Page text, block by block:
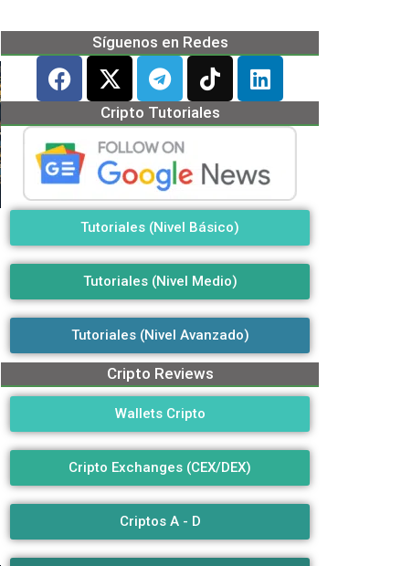
Síguenos en Redes
Cripto Tutoriales
Tutoriales (Nivel Básico)
Tutoriales (Nivel Medio)
Tutoriales (Nivel Avanzado)
Cripto Reviews
Wallets Cripto
Cripto Exchanges (CEX/DEX)
Criptos A - D